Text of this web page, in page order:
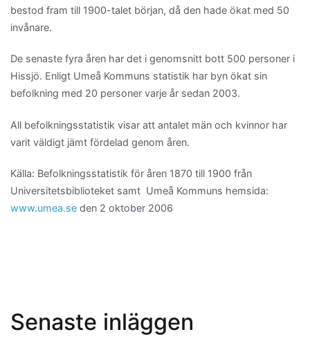
bestod fram till 1900-talet början, då den hade ökat med 50
invånare.
De senaste fyra åren har det i genomsnitt bott 500 personer i
Hissjö. Enligt Umeå Kommuns statistik har byn ökat sin
befolkning med 20 personer varje år sedan 2003.
All befolkningsstatistik visar att antalet män och kvinnor har
varit väldigt jämt fördelad genom åren.
Källa: Befolkningsstatistik för åren 1870 till 1900 från
Universitetsbiblioteket samt Umeå Kommuns hemsida:
www.umea.se den 2 oktober 2006
Senaste inläggen